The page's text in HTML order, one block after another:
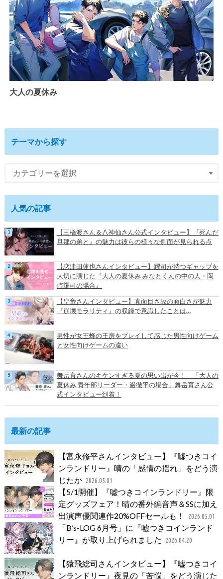
大人の夏休み
テーマから探す
人気の記事
【三橋渡さん＆八神仙さん公式インタビュー】『死んだ
旦那の弟と』の魅力は彼らの様々な側面が見られる点
【恋津田蓮也さんインタビュー】耀司が持つギャップを
大切に演じた『大人の夏休み みなとくんの中の人・岡
崎耀司の場合』
【皇帝さんインタビュー】真面目さ故の面白さが魅力
『崩壊モラリティ』の収録で意識したことは…
男性が女王蜂の王房をプレイして感じた男性向けゲーム
と女性向けゲームの違い
舞岳育さんのキケンすぎる夏の思い出が今！ 「大人の
夏休み 青年部リーダー・巌徹平の場合」舞岳育さん公
式インタビュー到着！
最新の記事
【富永修平さんインタビュー】『嘘つきコイ
ンランドリー』晴の「感情の揺れ」をどう演
じたか 2026.05.01
【5/1開催】『嘘つきコインランドリー』限
定グッズフェア！晴の番外編音声＆SSに加え
出演声優関連作20%OFFセールも！
2026.05.01
「B’s-LOG 6月号」に『嘘つきコインランド
リー』が取り上げられました
2026.04.20
【猿飛総司さんインタビュー】『嘘つきコイ
ンランドリー』夜見の「苦悩」をどう演じた